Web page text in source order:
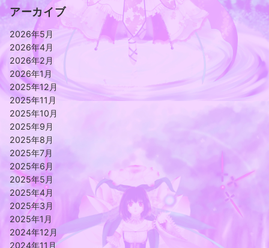
アーカイブ
2026年5月
2026年4月
2026年2月
2026年1月
2025年12月
2025年11月
2025年10月
2025年9月
2025年8月
2025年7月
2025年6月
2025年5月
2025年4月
2025年3月
2025年1月
2024年12月
2024年11月